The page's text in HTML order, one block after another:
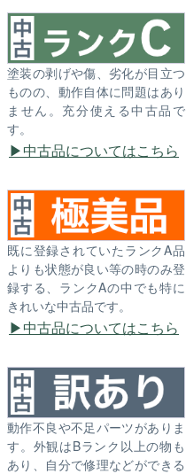
塗装の剥げや傷、劣化が目立つ
ものの、動作自体に問題はあり
ません。充分使える中古品で
す。
中古品についてはこちら
既に登録されていたランクA品
よりも状態が良い等の時のみ登
録する、ランクAの中でも特に
きれいな中古品です。
中古品についてはこちら
動作不良や不足パーツがありま
す。外観はBランク以上の物も
あり、自分で修理などができる